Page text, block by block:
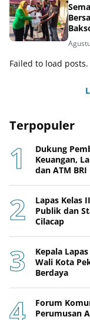
Failed to load posts.
Terpopuler
Dukung
Keuangan,
dan ATM
Lapas Kelas
Publik dan
Cilacap
Kepala
Wali Kota
Berdaya
Forum
Perumusan